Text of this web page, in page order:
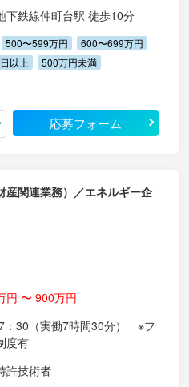
下鉄線仲町台駅 徒歩10分
500〜599万円
600〜699万円
以上
500万円未満
応募フォーム
産関連業務）／エネルギー企
円 〜 900万円
：30（実働7時間30分） ※フ
度有
許技術者